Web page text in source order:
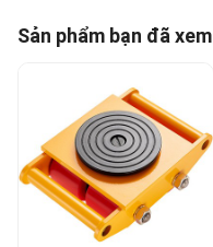
Sản phẩm bạn đã xem